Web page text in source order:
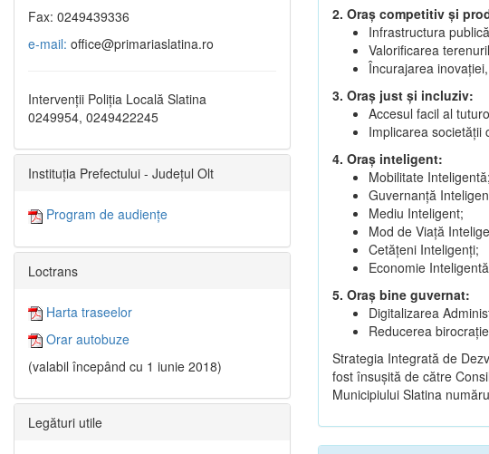
2. Oraș competitiv și
Infrastructura
Valorificarea
Încurajarea
3. Oraș just și incluziv:
Accesul facil al
Implicarea societății
4. Oraș inteligent:
Mobilitate Inteligentă;
Guvernanță
Mediu Inteligent;
Mod de Viață
Cetățeni Inteligenți;
Economie
5. Oraș bine guvernat:
Digitalizarea
Reducerea
Strategia Integrată de
fost însuşită de către
Municipiului Slatina
Fax: 0249439336
e-mail: office@primariaslatina.ro
Intervenții Poliția Locală Slatina
0249954, 0249422245
Instituția Prefectului - Județul Olt
Program de audiențe
Loctrans
Harta traseelor
Orar autobuze
(valabil începând cu 1 iunie 2018)
Legături utile